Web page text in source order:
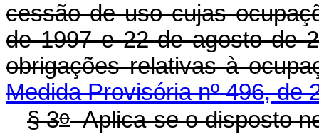
cessão de uso cujas
de 1997 e 22 de agosto de
obrigações
Medida Provisória nº 496, de
§ 3oAplica-se o disposto